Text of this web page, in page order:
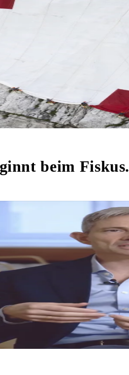
beim Fiskus.